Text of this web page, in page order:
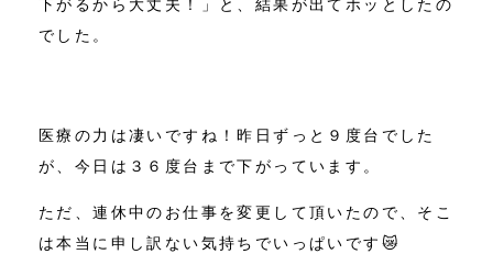
下がるから大丈夫！」と、結果が出てホッとしたの
でした。
医療の力は凄いですね！昨日ずっと９度台でした
が、今日は３６度台まで下がっています。
ただ、連休中のお仕事を変更して頂いたので、そこ
は本当に申し訳ない気持ちでいっぱいです😿